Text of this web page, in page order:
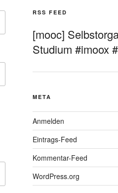
RSS FEED
[mooc]
Studium #imoox
META
Anmelden
Eintrags-Feed
Kommentar-Feed
WordPress.org